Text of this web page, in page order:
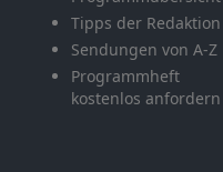
Tipps der Redaktion
Sendungen von A-Z
Programmheft
kostenlos anfordern